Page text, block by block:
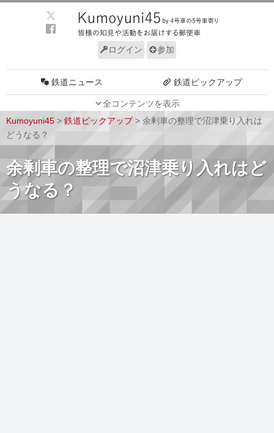
ログイン 参加
全コンテンツを表示
鉄道ニュース 鉄道ピックアップ
Kumoyuni45 > 鉄道ピックアップ> 余剰車の整理で沼津乗り入れは
どうなる？
余剰車の整理で沼津乗り入れはど
うなる？